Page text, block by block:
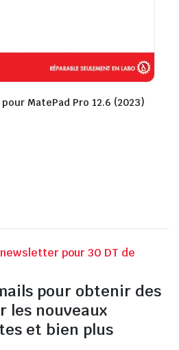
MatePad Pro 12.6 (2023)
pour 30 DT de
pour obtenir des
les nouveaux
et bien plus